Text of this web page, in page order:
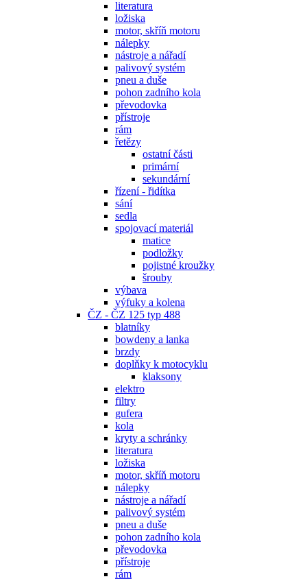
literatura
ložiska
motor, skříň motoru
nálepky
nástroje a nářadí
palivový systém
pneu a duše
pohon zadního kola
převodovka
přístroje
rám
řetězy
ostatní části
primární
sekundární
řízení - řidítka
sání
sedla
spojovací materiál
matice
podložky
pojistné kroužky
šrouby
výbava
výfuky a kolena
ČZ - ČZ 125 typ 488
blatníky
bowdeny a lanka
brzdy
doplňky k motocyklu
klaksony
elektro
filtry
gufera
kola
kryty a schránky
literatura
ložiska
motor, skříň motoru
nálepky
nástroje a nářadí
palivový systém
pneu a duše
pohon zadního kola
převodovka
přístroje
rám